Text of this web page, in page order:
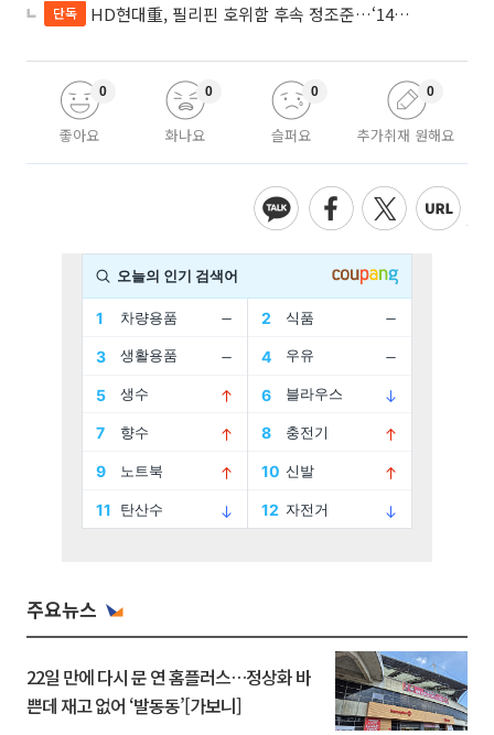
단독 HD현대重, 필리핀 호위함 후속 정조준…‘14척+α’ 싹쓸이 노린다
좋아요
0
화나요
0
슬퍼요
0
추가취재 원해요
0
주요뉴스
22일 만에 다시 문 연 홈플러스…정상화 바
쁜데 재고 없어 ‘발동동’[가보니]